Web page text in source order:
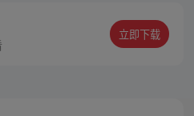
立即下载